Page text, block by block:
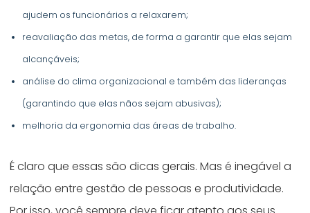
ajudem os funcionários a relaxarem;
reavaliação das metas, de forma a garantir que elas sejam
alcançáveis;
análise do clima organizacional e também das lideranças
(garantindo que elas nãos sejam abusivas);
melhoria da ergonomia das áreas de trabalho.
É claro que essas são dicas gerais. Mas é inegável a
relação entre gestão de pessoas e produtividade.